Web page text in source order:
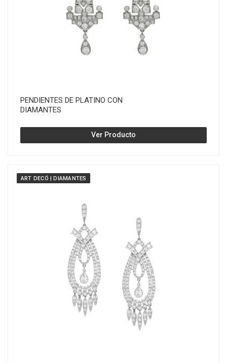
PENDIENTES DE PLATINO CON
DIAMANTES
Ver Producto
ART DECÓ | DIAMANTES